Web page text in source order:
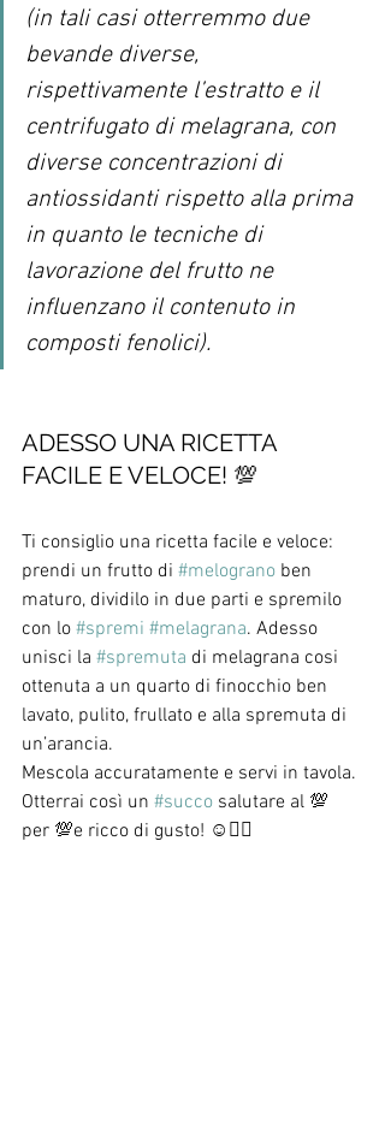
(in tali casi otterremmo due
bevande diverse,
rispettivamente l’estratto e il
centrifugato di melagrana, con
diverse concentrazioni di
antiossidanti rispetto alla prima
in quanto le tecniche di
lavorazione del frutto ne
influenzano il contenuto in
composti fenolici).
ADESSO UNA RICETTA
FACILE E VELOCE! 💯
Ti consiglio una ricetta facile e veloce:
prendi un frutto di #melograno ben
maturo, dividilo in due parti e spremilo
con lo #spremi #melagrana. Adesso
unisci la #spremuta di melagrana cosi
ottenuta a un quarto di finocchio ben
lavato, pulito, frullato e alla spremuta di
un’arancia.
Mescola accuratamente e servi in tavola.
Otterrai così un #succo salutare al 💯
per 💯e ricco di gusto! ☺️👌🏻